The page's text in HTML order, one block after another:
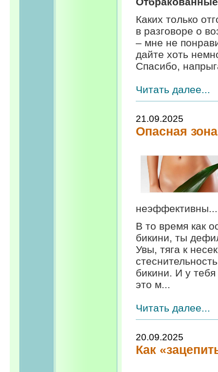
Каких только
в разговоре о
– мне не
дайте хоть
Спасибо,
Читать далее...
21.09.2025
Опасная зона
неэффективны...
В то время как
бикини, ты
Увы, тяга к
бикини. И у
это м...
Читать далее...
20.09.2025
Как